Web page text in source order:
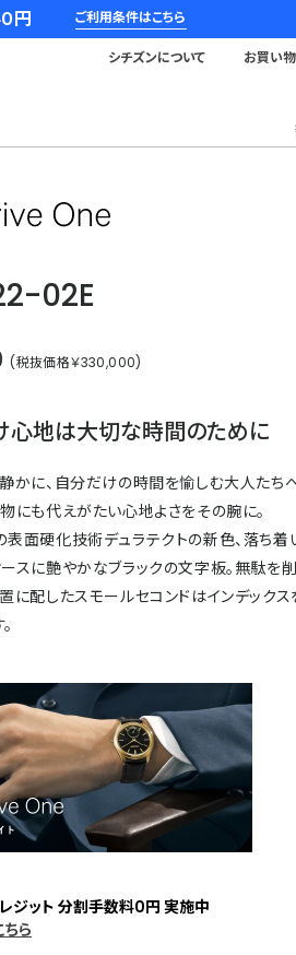
円 ご利用条件はこちら
シチズンについて お買い
02E
(税抜価格￥330,000)
心地は大切な時間のために
静かに、自分だけの時間を愉しむ大人た
にも代えがたい心地よさをその腕に。
表面硬化技術デュラテクトの新色、落ち着
スに艶やかなブラックの文字板。無駄を
に配したスモールセコンドはインデック
ジット 分割手数料0円 実施中
ら